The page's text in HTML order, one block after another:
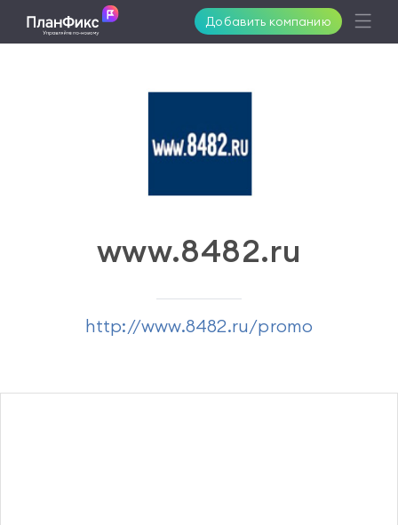
Добавить компанию
http://www.8482.ru/promo
www.8482.ru